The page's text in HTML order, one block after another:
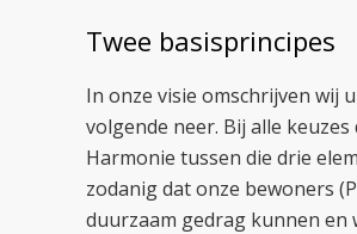
Twee basisprincipes
In onze visie omschrijven wij
volgende neer. Bij alle
Harmonie tussen die drie
zodanig dat onze bewoners
duurzaam gedrag kunnen en